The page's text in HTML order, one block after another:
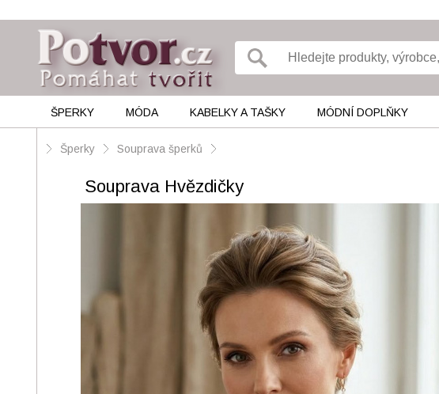
ŠPERKY MÓDA KABELKY A TAŠKY MÓDNÍ DOPLŇKY
Šperky Souprava šperků
Souprava Hvězdičky